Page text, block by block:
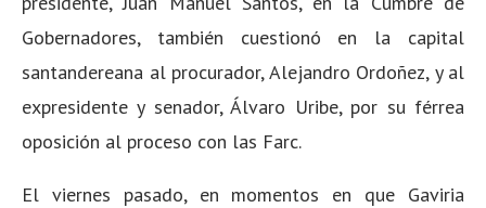
Gobernadores, también cuestionó en la capital
santandereana al procurador, Alejandro Ordoñez, y al
expresidente y senador, Álvaro Uribe, por su férrea
oposición al proceso con las Farc.
El viernes pasado, en momentos en que Gaviria